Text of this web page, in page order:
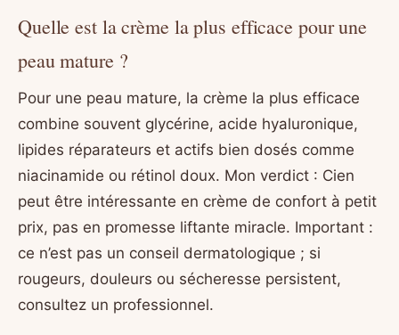
Quelle est la crème la plus efficace pour une
peau mature ?
Pour une peau mature, la crème la plus efficace
combine souvent glycérine, acide hyaluronique,
lipides réparateurs et actifs bien dosés comme
niacinamide ou rétinol doux. Mon verdict : Cien
peut être intéressante en crème de confort à petit
prix, pas en promesse liftante miracle. Important :
ce n’est pas un conseil dermatologique ; si
rougeurs, douleurs ou sécheresse persistent,
consultez un professionnel.